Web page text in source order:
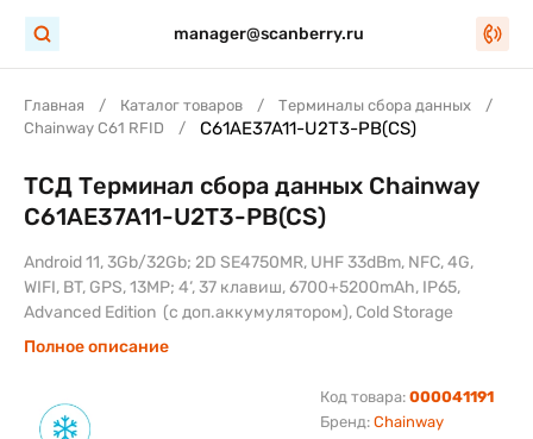
manager@scanberry.ru
Главная Каталог товаров
Терминалы сбора данных
Chainway C61 RFID
C61AE37A11-U2T3-PB(CS)
Бренд: Chainway
Код товара: 000041191
ТСД Терминал сбора данных Chainway
C61AE37A11-U2T3-PB(CS)
Android 11, 3Gb/32Gb; 2D SE4750MR, UHF 33dBm, NFC, 4G,
WIFI, BT, GPS, 13MP; 4‘, 37 клавиш, 6700+5200mAh, IP65,
Advanced Edition (с доп.аккумулятором), Cold Storage
Полное описание